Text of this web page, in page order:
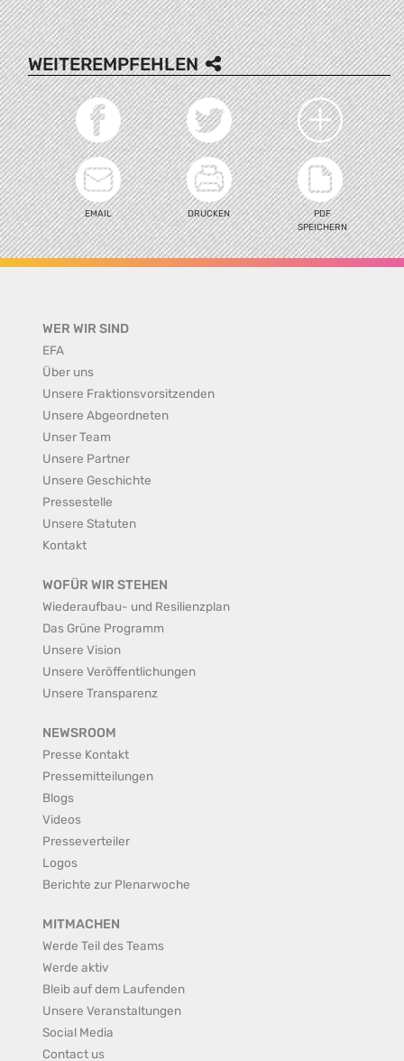
WEITEREMPFEHLEN
EMAIL DRUCKEN
PDF
SPEICHERN
WER WIR SIND
EFA
Über uns
Unsere Fraktionsvorsitzenden
Unsere Abgeordneten
Unser Team
Unsere Partner
Unsere Geschichte
Pressestelle
Unsere Statuten
Kontakt
WOFÜR WIR STEHEN
Wiederaufbau- und Resilienzplan
Das Grüne Programm
Unsere Vision
Unsere Veröffentlichungen
Unsere Transparenz
NEWSROOM
Presse Kontakt
Pressemitteilungen
Blogs
Videos
Presseverteiler
Logos
Berichte zur Plenarwoche
MITMACHEN
Werde Teil des Teams
Werde aktiv
Bleib auf dem Laufenden
Unsere Veranstaltungen
Social Media
Contact us